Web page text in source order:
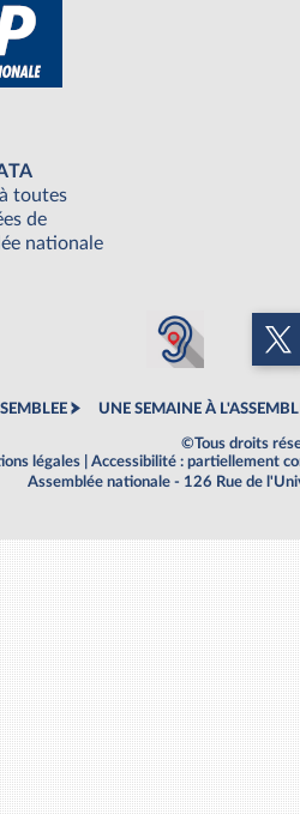
toutes
de
nationale
UNE SEMAINE À
©Tous droits
légales
Accessibilité : partiellement
Assemblée nationale - 126 Rue de